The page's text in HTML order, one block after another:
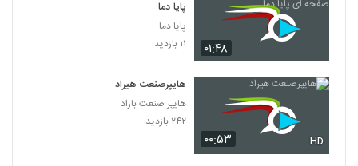
۰۱:۴۸
پایا دما
پایا دما
۱۱ بازدید
۰۰:۵۳ HD
هایپرصنعت هیراد
هایپر صنعت باراد
۲۴۲ بازدید